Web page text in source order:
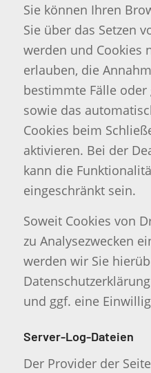
Sie können Ihren
Sie über das Setzen
werden und Cookies
erlauben, die
bestimmte Fälle
sowie das
Cookies beim
aktivieren. Bei der
kann die
eingeschränkt sein.
Soweit Cookies von
zu Analysezwecken
werden wir Sie
und ggf. eine
Server-Log-Dateien
Der Provider der